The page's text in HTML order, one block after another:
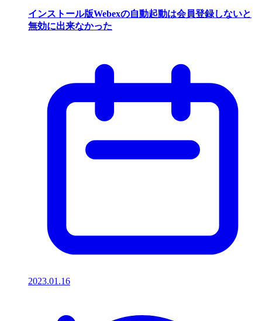
インストール版Webexの自動起動は会員登録しないと
無効に出来なかった
2023.01.16